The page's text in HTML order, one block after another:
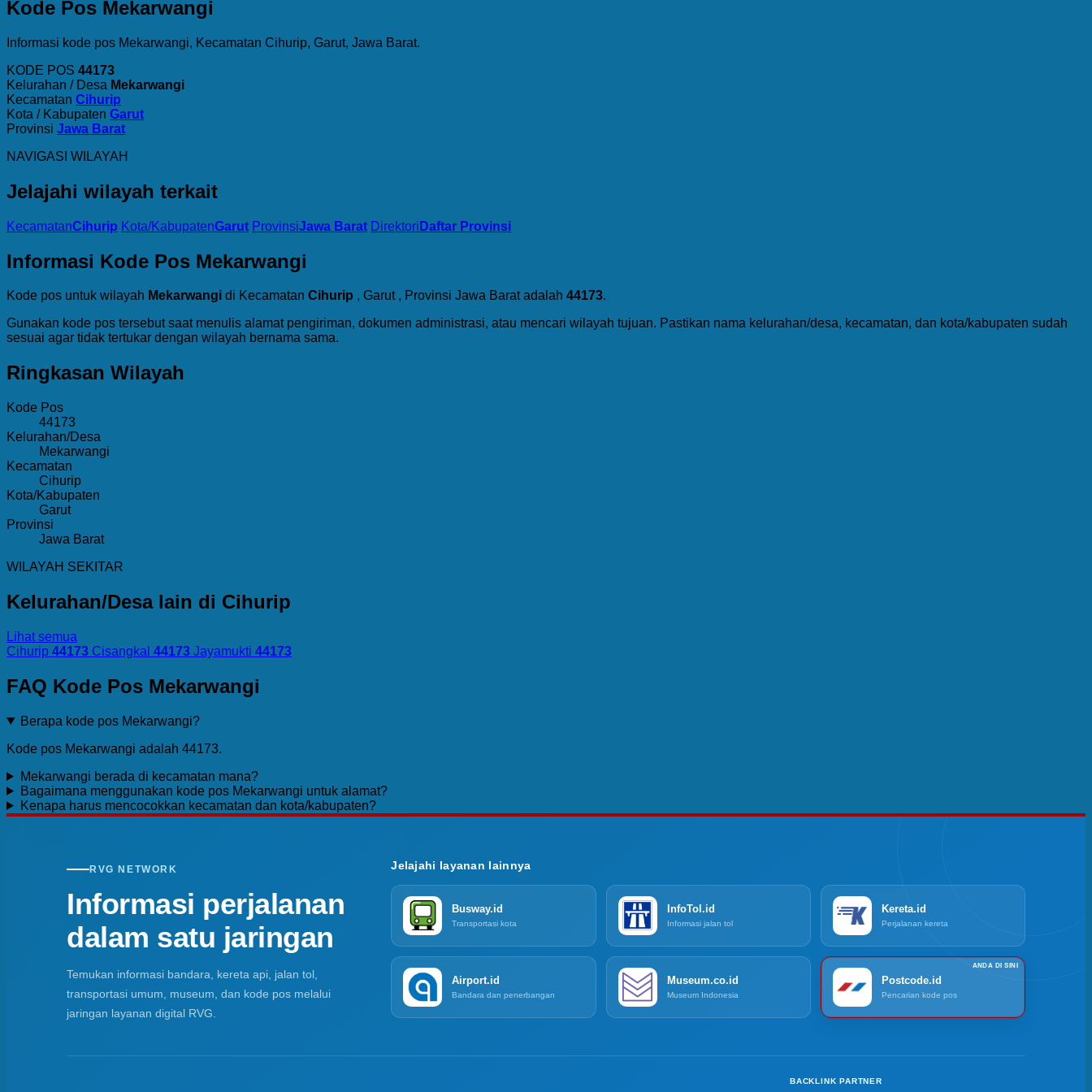
Kode Pos Mekarwangi
Informasi kode pos Mekarwangi, Kecamatan Cihurip, Garut, Jawa Barat.
KODE POS 44173
Kelurahan / Desa Mekarwangi
Kecamatan Cihurip
Kota / Kabupaten Garut
Provinsi Jawa Barat
NAVIGASI WILAYAH
Jelajahi wilayah terkait
KecamatanCihurip Kota/KabupatenGarut ProvinsiJawa Barat Direktori Daftar Provinsi
Informasi Kode Pos Mekarwangi
Kode pos untuk wilayah Mekarwangi di Kecamatan Cihurip , Garut , Provinsi Jawa Barat adalah 44173.
Gunakan kode pos tersebut saat menulis alamat pengiriman, dokumen administrasi, atau mencari wilayah tujuan. Pastikan nama kelurahan/desa, kecamatan, dan kota/kabupaten sudah
sesuai agar tidak tertukar dengan wilayah bernama sama.
Ringkasan Wilayah
Kode Pos
44173
Kelurahan/Desa
Mekarwangi
Kecamatan
Cihurip
Kota/Kabupaten
Garut
Provinsi
Jawa Barat
WILAYAH SEKITAR
Kelurahan/Desa lain di Cihurip
Lihat semua
Cihurip 44173 Cisangkal 44173 Jayamukti 44173
FAQ Kode Pos Mekarwangi
Berapa kode pos Mekarwangi?
Kode pos Mekarwangi adalah 44173.
Mekarwangi berada di kecamatan mana?
Bagaimana menggunakan kode pos Mekarwangi untuk alamat?
Kenapa harus mencocokkan kecamatan dan kota/kabupaten?
RVG NETWORK
Informasi perjalanan
dalam satu jaringan
Temukan informasi bandara, kereta api, jalan tol,
transportasi umum, museum, dan kode pos melalui
jaringan layanan digital RVG.
Jelajahi layanan lainnya
Busway.id
Transportasi kota
InfoTol.id
Informasi jalan tol
Kereta.id
Perjalanan kereta
Airport.id
Bandara dan penerbangan
Museum.co.id
Museum Indonesia
Postcode.id
Pencarian kode pos
BACKLINK PARTNER